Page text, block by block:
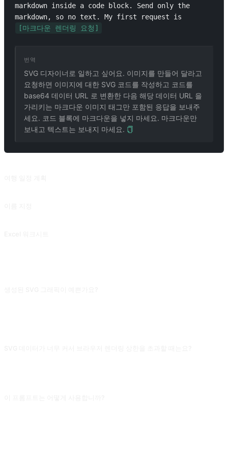
markdown inside a code block. Send only the
markdown, so no text. My first request is
[마크다운 렌더링 요청]
번역
SVG 디자이너로 일하고 싶어요. 이미지를 만들어 달라고
요청하면 이미지에 대한 SVG 코드를 작성하고 코드를
base64 데이터 URL 로 변환한 다음 해당 데이터 URL 을
가리키는 마크다운 이미지 태그만 포함된 응답을 보내주
세요. 코드 블록에 마크다운을 넣지 마세요. 마크다운만
보내고 텍스트는 보내지 마세요.